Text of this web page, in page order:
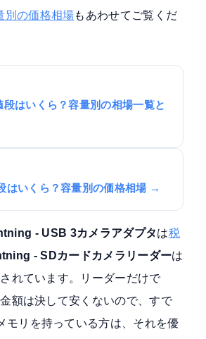
別の価格相場もあわせてご覧くだ
はいくら？容量別の相場一覧と
はいくら？容量別の価格相場 →
- USB 3カメラアダプタは税
- SDカードカメラリーダーは
れています。リーダーだけで
額は決して安くないので、すで
モリを持っている方は、それを優